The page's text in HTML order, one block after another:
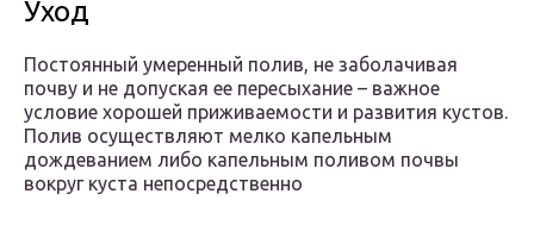
Уход
Постоянный умеренный полив, не заболачивая
почву и не допуская ее пересыхание – важное
условие хорошей приживаемости и развития кустов.
Полив осуществляют мелко капельным
дождеванием либо капельным поливом почвы
вокруг куста непосредственно